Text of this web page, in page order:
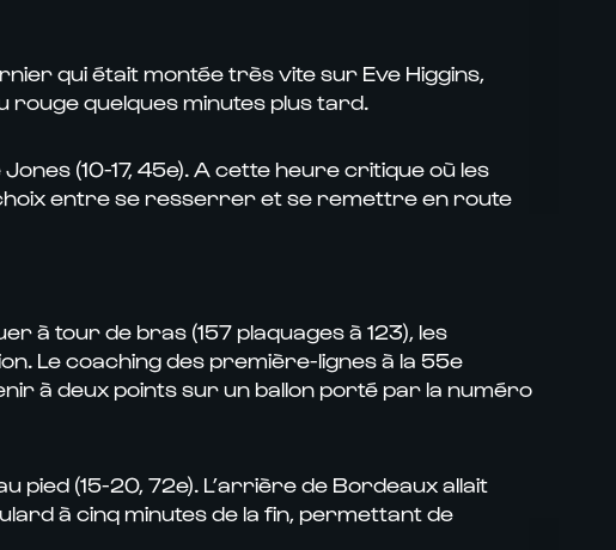
qui était montée très vite sur Eve Higgins,
rouge quelques minutes plus tard.
(10-17, 45e). A cette heure critique où les
choix entre se resserrer et se remettre en route
à tour de bras (157 plaquages à 123), les
Le coaching des première-lignes à la 55e
à deux points sur un ballon porté par la numéro
pied (15-20, 72e). L’arrière de Bordeaux allait
à cinq minutes de la fin, permettant de